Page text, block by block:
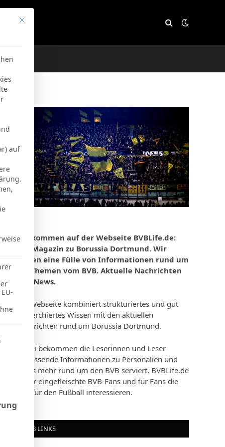
Willkommen auf der Webseite BVBLife.de:
Das Magazin zu Borussia Dortmund. Wir
bieten eine Fülle von Informationen rund um
die Themen vom BVB. Aktuelle Nachrichten
und News.
Die Webseite kombiniert strukturiertes und gut
recherchiertes Wissen mit den aktuellen
Nachrichten rund um Borussia Dortmund.
Dabei bekommen die Leserinnen und Leser
umfassende Informationen zu Personalien und
vieles mehr rund um den BVB serviert. BVBLife.de
ist für eingefleischte BVB-Fans und für Fans die
sich für den Fußball interessieren.
BVB LINKS
Mit diesem Button wird der Dialog geschlossen. Seine
auf
Consent Framework (TCF), für die eine Einwilligung erteilt